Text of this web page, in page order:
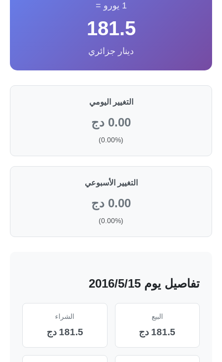
1 يورو =
181.5
دينار جزائري
التغيير اليومي
0.00 دج
(0.00%)
التغيير الأسبوعي
0.00 دج
(0.00%)
تفاصيل يوم 15‏/5‏/2016
البيع
181.5 دج
الشراء
181.5 دج